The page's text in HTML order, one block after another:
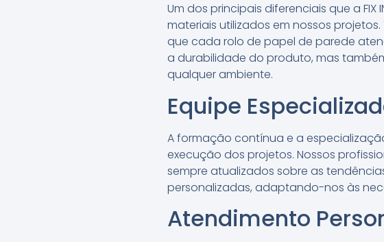
Um dos principais diferenciais que a FIX
materiais utilizados em nossos
que cada rolo de papel de parede
a durabilidade do produto, mas
qualquer ambiente.
Equipe
A formação contínua e a
execução dos projetos. Nossos
sempre atualizados sobre as
personalizadas, adaptando-nos às
Atendimento